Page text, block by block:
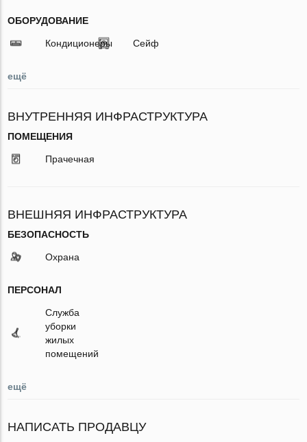
ОБОРУДОВАНИЕ
Кондиционеры Сейф
ещё
ВНУТРЕННЯЯ ИНФРАСТРУКТУРА
ПОМЕЩЕНИЯ
Прачечная
ВНЕШНЯЯ ИНФРАСТРУКТУРА
БЕЗОПАСНОСТЬ
Охрана
ПЕРСОНАЛ
Служба
уборки
жилых
помещений
ещё
НАПИСАТЬ ПРОДАВЦУ